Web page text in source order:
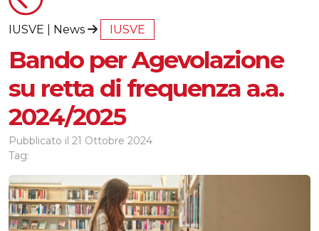
IUSVE News IUSVE
Bando per Agevolazione
su retta di frequenza a.a.
2024/2025
Pubblicato il 21 Ottobre 2024
Tag: